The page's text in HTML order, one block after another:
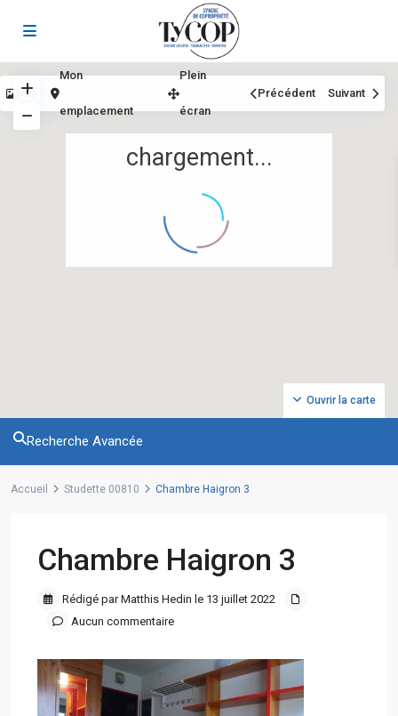
chargement...
Ouvrir la carte
Vue
Mon
emplacement
Plein
écran
Précédent Suivant
Recherche Avancée
Accueil Studette 00810 Chambre Haigron 3
Chambre Haigron 3
Rédigé par Matthis Hedin le 13 juillet 2022
Aucun commentaire